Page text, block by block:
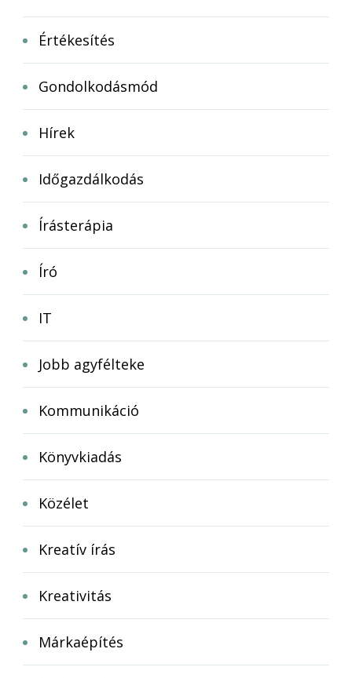
Értékesítés
Gondolkodásmód
Hírek
Időgazdálkodás
Írásterápia
Író
IT
Jobb agyfélteke
Kommunikáció
Könyvkiadás
Közélet
Kreatív írás
Kreativitás
Márkaépítés